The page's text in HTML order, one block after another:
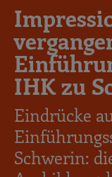
IHK zu
Eindrücke
Schwerin: